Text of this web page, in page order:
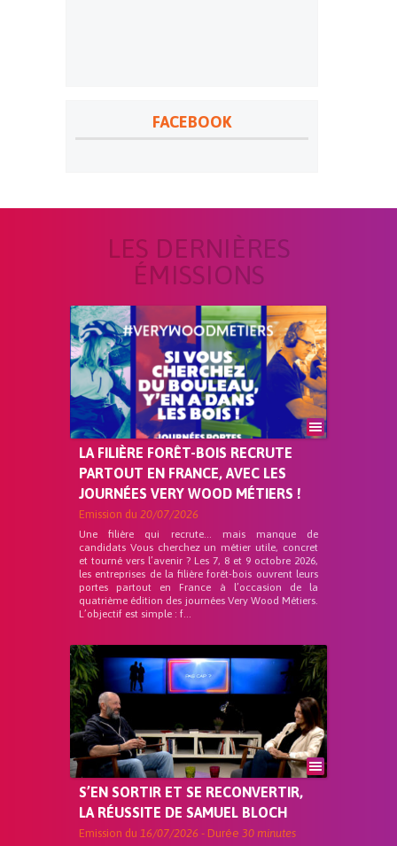
FACEBOOK
LES DERNIÈRES
ÉMISSIONS
LA FILIÈRE FORÊT-BOIS RECRUTE
PARTOUT EN FRANCE, AVEC LES
JOURNÉES VERY WOOD MÉTIERS !
Emission du 20/07/2026
Une filière qui recrute… mais manque de
candidats Vous cherchez un métier utile, concret
et tourné vers l’avenir ? Les 7, 8 et 9 octobre 2026,
les entreprises de la filière forêt-bois ouvrent leurs
portes partout en France à l’occasion de la
quatrième édition des journées Very Wood Métiers.
L’objectif est simple : f...
S’EN SORTIR ET SE RECONVERTIR,
LA RÉUSSITE DE SAMUEL BLOCH
Emission du 16/07/2026 - Durée 30 minutes